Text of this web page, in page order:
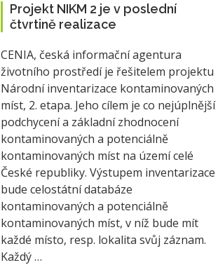
Projekt NIKM 2 je v poslední
čtvrtině realizace
CENIA, česká informační agentura
životního prostředí je řešitelem projektu
Národní inventarizace kontaminovaných
míst, 2. etapa. Jeho cílem je co nejúplnější
podchycení a základní zhodnocení
kontaminovaných a potenciálně
kontaminovaných míst na území celé
České republiky. Výstupem inventarizace
bude celostátní databáze
kontaminovaných a potenciálně
kontaminovaných míst, v níž bude mít
každé místo, resp. lokalita svůj záznam.
Každý …